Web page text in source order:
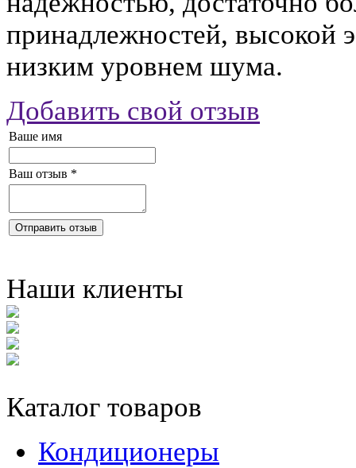
принадлежностей, высокой
низким уровнем шума.
Добавить свой отзыв
Ваше имя
Ваш отзыв *
Отправить отзыв
Наши клиенты
Каталог товаров
Кондиционеры